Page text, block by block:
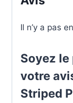
Il n’y a pas
Soyez
votre
Striped